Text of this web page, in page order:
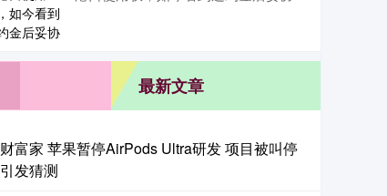
最新文章
财富家 苹果暂停AirPods Ultra研发 项目被叫停
引发猜测